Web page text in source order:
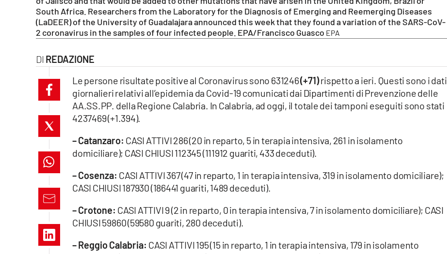
ilvibonese.it
catanzarochannel.it
lacapitalenews.it
South Africa. Researchers from the Laboratory for the Diagnosis of Emerging and Reemerging Diseases
(LaDEER) of the University of Guadalajara announced this week that they found a variation of the SARS-CoV-
2 coronavirus in the samples of four infected people. EPA/Francisco Guasco EPA
REDAZIONE
Le persone risultate positive al Coronavirus sono 631246(+71)rispetto a ieri. Questi sono i dati
giornalieri relativi all’epidemia da Covid-19 comunicati dai Dipartimenti di Prevenzione delle
AA.SS.PP. della Regione Calabria. In Calabria, ad oggi, il totale dei tamponi eseguiti sono stati
4237469 (+1.394).
– Catanzaro: CASI ATTIVI 286 (20 in reparto, 5 in terapia intensiva, 261 in isolamento
domiciliare); CASI CHIUSI 112345 (111912 guariti, 433 deceduti).
– Cosenza: CASI ATTIVI 367 (47 in reparto, 1 in terapia intensiva, 319 in isolamento domiciliare);
CASI CHIUSI 187930 (186441 guariti, 1489 deceduti).
– Crotone: CASI ATTIVI 9 (2 in reparto, 0 in terapia intensiva, 7 in isolamento domiciliare); CASI
CHIUSI 59860 (59580 guariti, 280 deceduti).
– Reggio Calabria: CASI ATTIVI 195 (15 in reparto, 1 in terapia intensiva, 179 in isolamento